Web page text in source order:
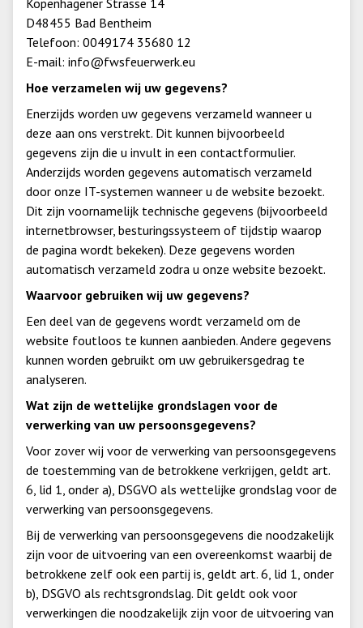
Kopenhagener Strasse 14
D48455 Bad Bentheim
Telefoon: 0049174 35680 12
E-mail: info@fwsfeuerwerk.eu
Hoe verzamelen wij uw gegevens?
Enerzijds worden uw gegevens verzameld wanneer u
deze aan ons verstrekt. Dit kunnen bijvoorbeeld
gegevens zijn die u invult in een contactformulier.
Anderzijds worden gegevens automatisch verzameld
door onze IT-systemen wanneer u de website bezoekt.
Dit zijn voornamelijk technische gegevens (bijvoorbeeld
internetbrowser, besturingssysteem of tijdstip waarop
de pagina wordt bekeken). Deze gegevens worden
automatisch verzameld zodra u onze website bezoekt.
Waarvoor gebruiken wij uw gegevens?
Een deel van de gegevens wordt verzameld om de
website foutloos te kunnen aanbieden. Andere gegevens
kunnen worden gebruikt om uw gebruikersgedrag te
analyseren.
Wat zijn de wettelijke grondslagen voor de
verwerking van uw persoonsgegevens?
Voor zover wij voor de verwerking van persoonsgegevens
de toestemming van de betrokkene verkrijgen, geldt art.
6, lid 1, onder a), DSGVO als wettelijke grondslag voor de
verwerking van persoonsgegevens.
Bij de verwerking van persoonsgegevens die noodzakelijk
zijn voor de uitvoering van een overeenkomst waarbij de
betrokkene zelf ook een partij is, geldt art. 6, lid 1, onder
b), DSGVO als rechtsgrondslag. Dit geldt ook voor
verwerkingen die noodzakelijk zijn voor de uitvoering van